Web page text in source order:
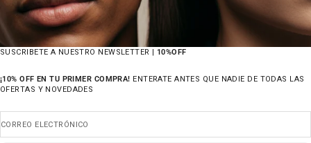
SUSCRIBETE A NUESTRO NEWSLETTER | 10%OFF
¡10% OFF EN TU PRIMER COMPRA! ENTERATE ANTES QUE NADIE DE TODAS LAS
OFERTAS Y NOVEDADES
CORREO ELECTRÓNICO